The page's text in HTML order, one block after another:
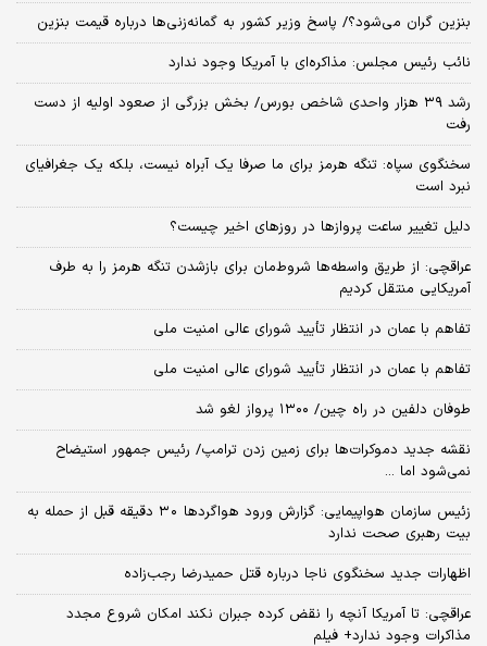
بنزین گران می‌شود؟/ پاسخ وزیر کشور به گمانه‌زنی‌ها درباره قیمت بنزین
نائب رئیس مجلس: مذاکره‌ای با آمریکا وجود ندارد
رشد ۳۹ هزار واحدی شاخص بورس/ بخش بزرگی از صعود اولیه از دست
رفت
سخنگوی سپاه: تنگه هرمز برای ما صرفا یک آبراه نیست، بلکه یک جغرافیای
نبرد است
دلیل تغییر ساعت پروازها در روزهای اخیر چیست؟
عراقچی: از طریق واسطه‌ها شروط‌مان برای بازشدن تنگه هرمز را به طرف
آمریکایی منتقل کردیم
تفاهم با عمان در انتظار تأیید شورای عالی امنیت ملی
تفاهم با عمان در انتظار تأیید شورای عالی امنیت ملی
طوفان دلفین در راه چین/ ۱۳۰۰ پرواز لغو شد
نقشه جدید دموکرات‌ها برای زمین زدن ترامپ/ رئیس جمهور استیضاح
نمی‌شود اما ...
زئیس سازمان هواپیمایی: گزارش ورود هواگردها ٣٠ دقیقه قبل از حمله به
بیت رهبری صحت ندارد
اظهارات جدید سخنگوی ناجا درباره قتل حمیدرضا رجب‌زاده
عراقچی: تا آمریکا آنچه را نقض کرده جبران نکند امکان شروع مجدد
مذاکرات وجود ندارد+ فیلم